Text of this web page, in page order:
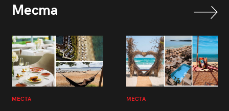
Места
МЕСТА МЕСТА